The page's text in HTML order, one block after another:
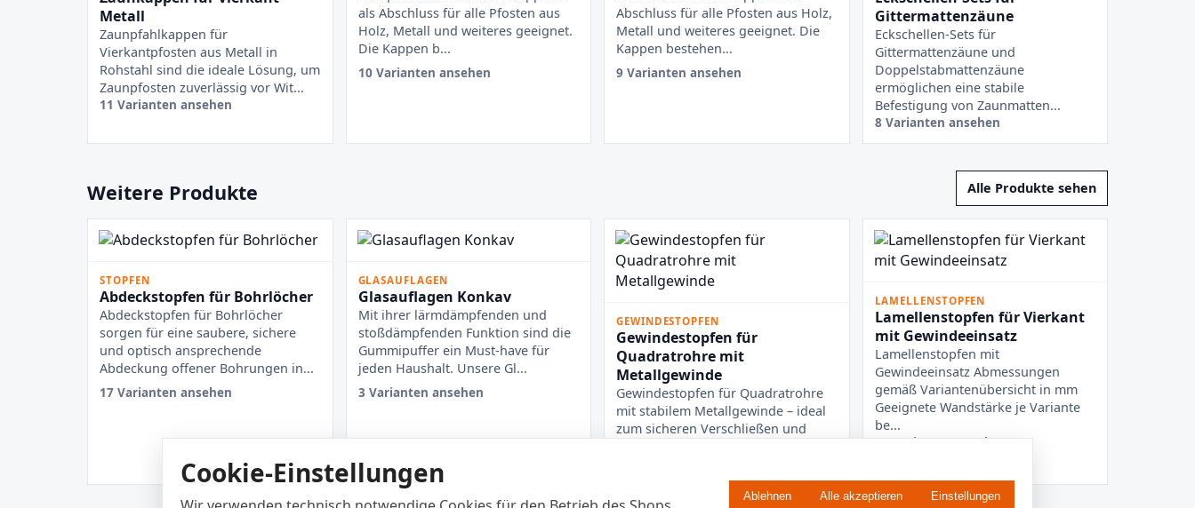
Metall
Zaunpfahlkappen für
Vierkantpfosten aus Metall in
Rohstahl sind die ideale Lösung, um
Zaunpfosten zuverlässig vor Wit...
11 Varianten ansehen
als Abschluss für alle Pfosten aus
Holz, Metall und weiteres geeignet.
Die Kappen b...
10 Varianten ansehen
Abschluss für alle Pfosten aus Holz,
Metall und weiteres geeignet. Die
Kappen bestehen...
9 Varianten ansehen
Gittermattenzäune
Eckschellen-Sets für
Gittermattenzäune und
Doppelstabmattenzäune
ermöglichen eine stabile
Befestigung von Zaunmatten...
8 Varianten ansehen
Weitere Produkte Alle Produkte sehen
STOPFEN
Abdeckstopfen für Bohrlöcher
Abdeckstopfen für Bohrlöcher
sorgen für eine saubere, sichere
und optisch ansprechende
Abdeckung offener Bohrungen in...
17 Varianten ansehen
GLASAUFLAGEN
Glasauflagen Konkav
Mit ihrer lärmdämpfenden und
stoßdämpfenden Funktion sind die
Gummipuffer ein Must-have für
jeden Haushalt. Unsere Gl...
3 Varianten ansehen
GEWINDESTOPFEN
Gewindestopfen für
Quadratrohre mit
Metallgewinde
Gewindestopfen für Quadratrohre
mit stabilem Metallgewinde – ideal
zum sicheren Verschließen und
LAMELLENSTOPFEN
Lamellenstopfen für Vierkant
mit Gewindeeinsatz
Lamellenstopfen mit
Gewindeeinsatz Abmessungen
gemäß Variantenübersicht in mm
Geeignete Wandstärke je Variante
be...
25 Varianten ansehen
Cookie-Einstellungen
Ablehnen Alle akzeptieren Einstellungen